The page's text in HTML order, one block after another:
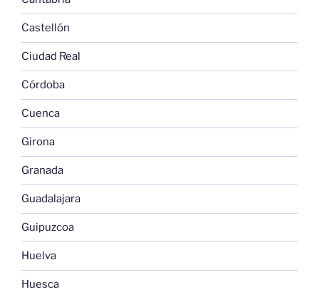
Castellón
Ciudad Real
Córdoba
Cuenca
Girona
Granada
Guadalajara
Guipuzcoa
Huelva
Huesca